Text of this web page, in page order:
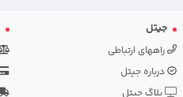
جیتل
راههای ارتباطی
درباره جیتل
بلاگ جیتل